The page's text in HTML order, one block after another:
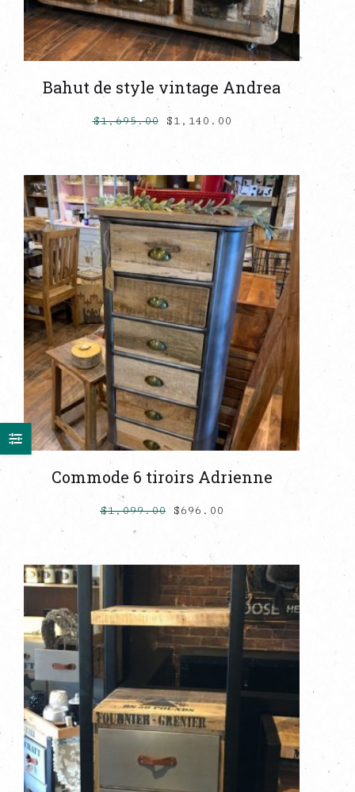
Bahut de style vintage Andrea
$1,695.00 $1,140.00
Commode 6 tiroirs Adrienne
$1,099.00 $696.00